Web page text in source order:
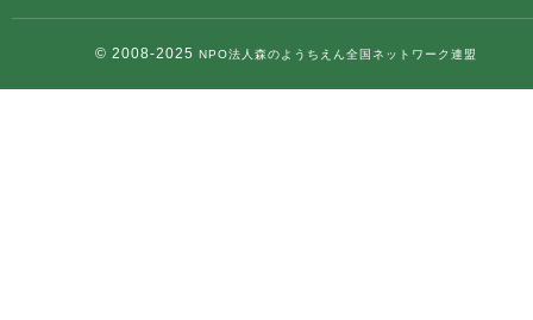
© 2008-2025 NPO法人森のようちえん全国ネットワーク連盟